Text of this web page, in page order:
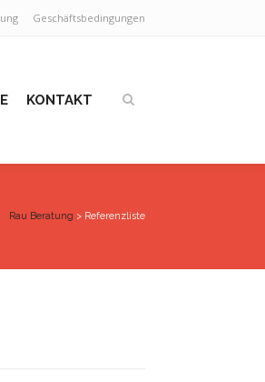
Geschäftsbedingungen
KONTAKT
Rau Beratung > Referenzliste